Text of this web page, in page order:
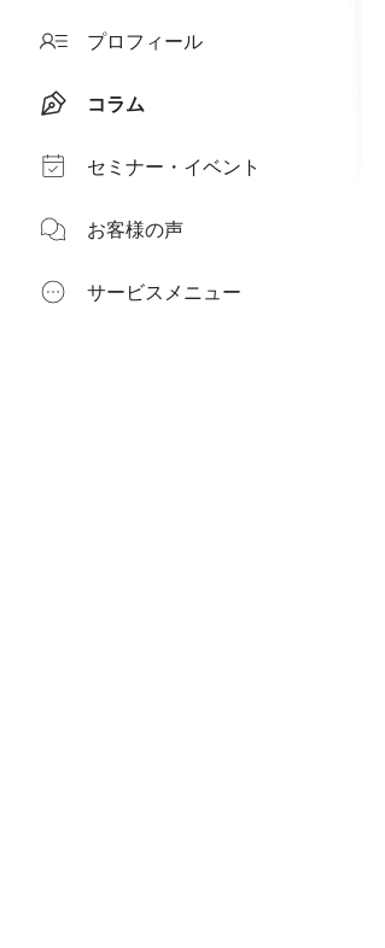
プロフィール
コラム
セミナー・イベント
お客様の声
サービスメニュー